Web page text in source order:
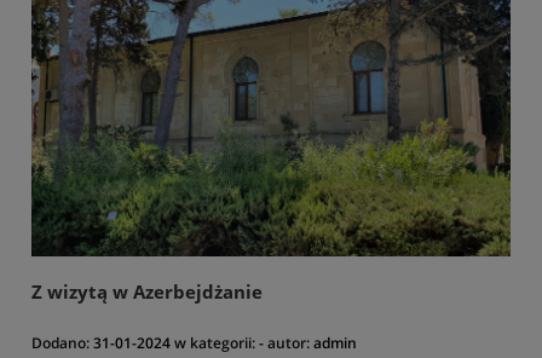
Z wizytą w Azerbejdżanie
Dodano:31-01-2024w kategorii:-autor:admin